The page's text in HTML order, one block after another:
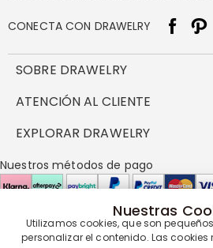
CONECTA CON DRAWELRY
SOBRE DRAWELRY
Sobre nosotros
política de privacidad
Preguntas frecuentes
ATENCIÓN AL CLIENTE
Envío y entrega
Devolución en 60 días
Cómo cuidar
EXPLORAR DRAWELRY
Drawelry Prime
Programa de Recompensas
Nuestros métodos de pago
Nuestros socios de entrega
Nuestras
Utilizamos cookies, que son
personalizar el contenido. Las cookies